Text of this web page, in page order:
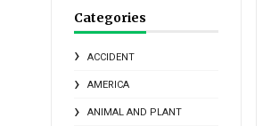
Categories
ACCIDENT
AMERICA
ANIMAL AND PLANT